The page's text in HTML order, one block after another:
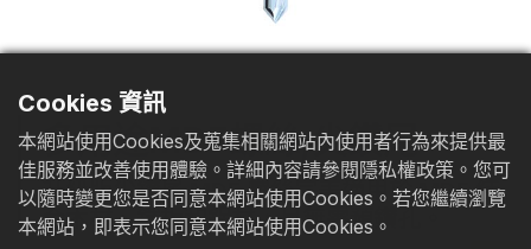
多用途MDF螺絲,尖鑽尾
升級版尖鑽尾 MDF 螺絲完美適用於 MDF 結
合木材、鐵板和鋁材，且無需預鑽孔。
Cookies 資訊
本網站使用Cookies及蒐集相關網站內使用者行為來提供最
佳服務並改善使用體驗。詳細內容請參閱隱私權政策。您可
以隨時變更您是否同意本網站使用Cookies。若您繼續瀏覽
本網站，即表示您同意本網站使用Cookies。